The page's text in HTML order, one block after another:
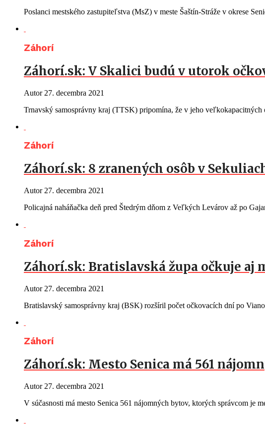
Poslanci mestského zastupiteľstva (MsZ) v meste Šaštín-Stráže v okrese
Záhorí
Záhorí.sk: V Skalici budú v utorok
Autor 27. decembra 2021
Trnavský samosprávny kraj (TTSK) pripomína, že v jeho
Záhorí
Záhorí.sk: 8 zranených osôb v
Autor 27. decembra 2021
Policajná naháňačka deň pred Štedrým dňom z Veľkých Levárov až po
Záhorí
Záhorí.sk: Bratislavská župa očkuje aj
Autor 27. decembra 2021
Bratislavský samosprávny kraj (BSK) rozšíril počet očkovacích dní po
Záhorí
Záhorí.sk: Mesto Senica má 561
Autor 27. decembra 2021
V súčasnosti má mesto Senica 561 nájomných bytov, ktorých správcom je